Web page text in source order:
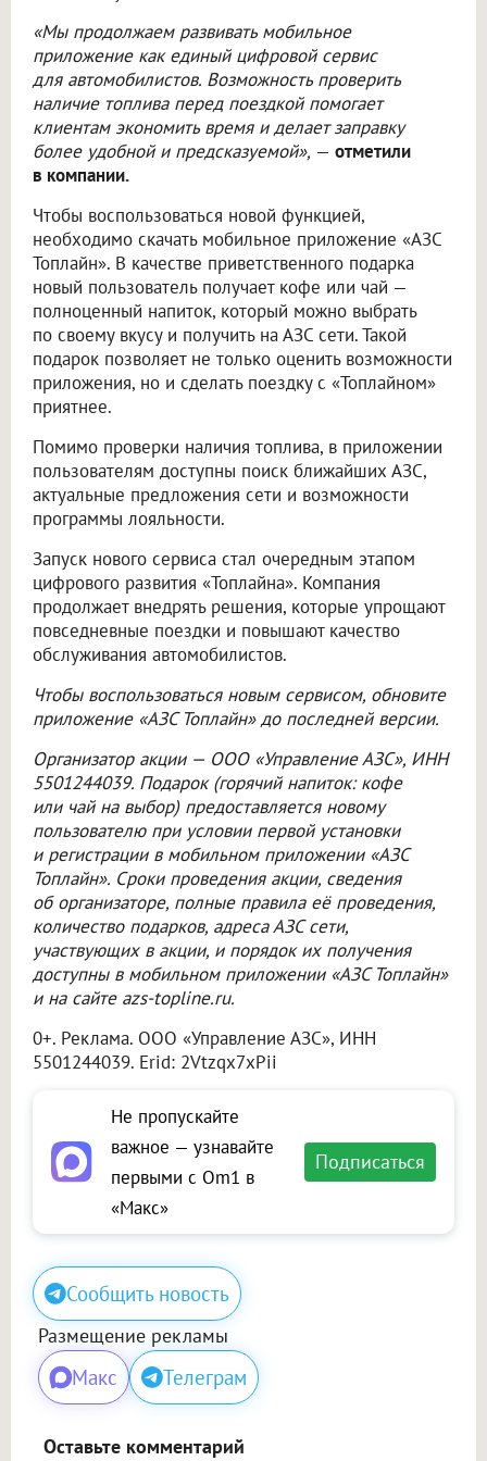
«Мы продолжаем развивать мобильное
приложение как единый цифровой сервис
для автомобилистов. Возможность проверить
наличие топлива перед поездкой помогает
клиентам экономить время и делает заправку
более удобной и предсказуемой», — отметили
в компании.
Чтобы воспользоваться новой функцией,
необходимо скачать мобильное приложение «АЗС
Топлайн». В качестве приветственного подарка
новый пользователь получает кофе или чай —
полноценный напиток, который можно выбрать
по своему вкусу и получить на АЗС сети. Такой
подарок позволяет не только оценить возможности
приложения, но и сделать поездку с «Топлайном»
приятнее.
Помимо проверки наличия топлива, в приложении
пользователям доступны поиск ближайших АЗС,
актуальные предложения сети и возможности
программы лояльности.
Запуск нового сервиса стал очередным этапом
цифрового развития «Топлайна». Компания
продолжает внедрять решения, которые упрощают
повседневные поездки и повышают качество
обслуживания автомобилистов.
Чтобы воспользоваться новым сервисом, обновите
приложение «АЗС Топлайн» до последней версии.
Организатор акции — ООО «Управление АЗС», ИНН
5501244039. Подарок (горячий напиток: кофе
или чай на выбор) предоставляется новому
пользователю при условии первой установки
и регистрации в мобильном приложении «АЗС
Топлайн». Сроки проведения акции, сведения
об организаторе, полные правила её проведения,
количество подарков, адреса АЗС сети,
участвующих в акции, и порядок их получения
доступны в мобильном приложении «АЗС Топлайн»
и на сайте azs-topline.ru.
0+. Реклама. ООО «Управление АЗС», ИНН
5501244039. Erid: 2Vtzqx7xPii
Не пропускайте
важное — узнавайте
первыми с Om1 в
«Макс»
Подписаться
Сообщить новость
Размещение рекламы
Макс Телеграм
Оставьте комментарий